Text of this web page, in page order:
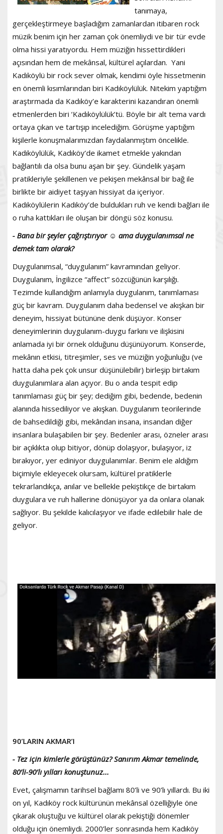
tanımaya,
gerçekleştirmeye başladığım zamanlardan itibaren rock
müzik benim için her zaman çok önemliydi ve bir tür evde
olma hissi yaratıyordu. Hem müziğin hissettirdikleri
açısından hem de mekânsal, kültürel açılardan. Yani
Kadıköylü bir rock sever olmak, kendimi öyle hissetmenin
en önemli kısımlarından biri Kadıköylülük. Nitekim yaptığım
araştırmada da Kadıköy’e karakterini kazandıran önemli
etmenlerden biri ‘Kadıköylülük’tü. Böyle bir alt tema vardı
ortaya çıkan ve tartışıp incelediğim. Görüşme yaptığım
kişilerle konuşmalarımızdan faydalanmıştım öncelikle.
Kadıköylülük, Kadıköy’de ikamet etmekle yakından
bağlantılı da olsa bunu aşan bir şey. Gündelik yaşam
pratikleriyle şekillenen ve pekişen mekânsal bir bağ ile
birlikte bir aidiyet taşıyan hissiyat da içeriyor.
Kadıköylülerin Kadıköy’de buldukları ruh ve kendi bağları ile
o ruha kattıkları ile oluşan bir döngü söz konusu.
- Bana bir şeyler çağrıştırıyor ☺ ama duygulanımsal ne
demek tam olarak?
Duygulanımsal, “duygulanım” kavramından geliyor.
Duygulanım, İngilizce “affect” sözcüğünün karşılığı.
Tezimde kullandığım anlamıyla duygulanım, tanımlaması
güç bir kavram. Duygulanım daha bedensel ve akışkan bir
deneyim, hissiyat bütününe denk düşüyor. Konser
deneyimlerinin duygulanım-duygu farkını ve ilişkisini
anlamada iyi bir örnek olduğunu düşünüyorum. Konserde,
mekânın etkisi, titreşimler, ses ve müziğin yoğunluğu (ve
hatta daha pek çok unsur düşünülebilir) birleşip birtakım
duygulanımlara alan açıyor. Bu o anda tespit edip
tanımlaması güç bir şey; dediğim gibi, bedende, bedenin
alanında hissediliyor ve akışkan. Duygulanım teorilerinde
de bahsedildiği gibi, mekândan insana, insandan diğer
insanlara bulaşabilen bir şey. Bedenler arası, özneler arası
bir açıklıkta olup bitiyor, dönüp dolaşıyor, bulaşıyor, iz
bırakıyor, yer ediniyor duygulanımlar. Benim ele aldığım
biçimiyle ekleyecek olursam, kültürel pratiklerle
tekrarlandıkça, anılar ve bellekle pekiştikçe de birtakım
duygulara ve ruh hallerine dönüşüyor ya da onlara olanak
sağlıyor. Bu şekilde kalıcılaşıyor ve ifade edilebilir hale de
geliyor.
90’LARIN AKMAR’I
- Tez için kimlerle görüştünüz? Sanırım Akmar temelinde,
80’li-90’lı yılları konuştunuz...
Evet, çalışmamın tarihsel bağlamı 80’li ve 90’lı yıllardı. Bu iki
on yıl, Kadıköy rock kültürünün mekânsal özelliğiyle öne
çıkarak oluştuğu ve kültürel olarak pekiştiği dönemler
olduğu için önemliydi. 2000’ler sonrasında hem Kadıköy